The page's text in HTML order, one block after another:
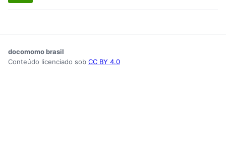
docomomo brasil
Conteúdo licenciado sob CC BY 4.0